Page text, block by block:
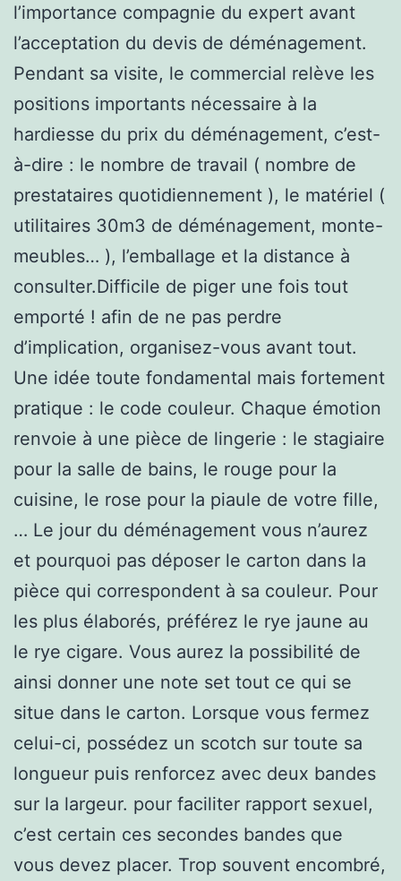
l’importance compagnie du expert avant
l’acceptation du devis de déménagement.
Pendant sa visite, le commercial relève les
positions importants nécessaire à la
hardiesse du prix du déménagement, c’est-
à-dire : le nombre de travail ( nombre de
prestataires quotidiennement ), le matériel (
utilitaires 30m3 de déménagement, monte-
meubles… ), l’emballage et la distance à
consulter.Difficile de piger une fois tout
emporté ! afin de ne pas perdre
d’implication, organisez-vous avant tout.
Une idée toute fondamental mais fortement
pratique : le code couleur. Chaque émotion
renvoie à une pièce de lingerie : le stagiaire
pour la salle de bains, le rouge pour la
cuisine, le rose pour la piaule de votre fille,
… Le jour du déménagement vous n’aurez
et pourquoi pas déposer le carton dans la
pièce qui correspondent à sa couleur. Pour
les plus élaborés, préférez le rye jaune au
le rye cigare. Vous aurez la possibilité de
ainsi donner une note set tout ce qui se
situe dans le carton. Lorsque vous fermez
celui-ci, possédez un scotch sur toute sa
longueur puis renforcez avec deux bandes
sur la largeur. pour faciliter rapport sexuel,
c’est certain ces secondes bandes que
vous devez placer. Trop souvent encombré,